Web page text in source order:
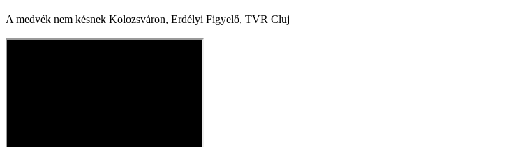
A medvék nem késnek Kolozsváron, Erdélyi Figyelő, TVR Cluj